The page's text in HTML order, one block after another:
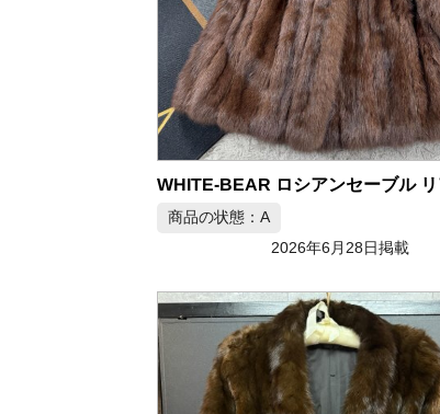
商品の状態：A
2026年6月28日掲載